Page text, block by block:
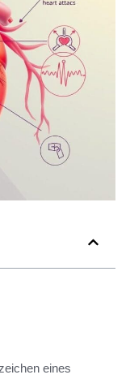
eines